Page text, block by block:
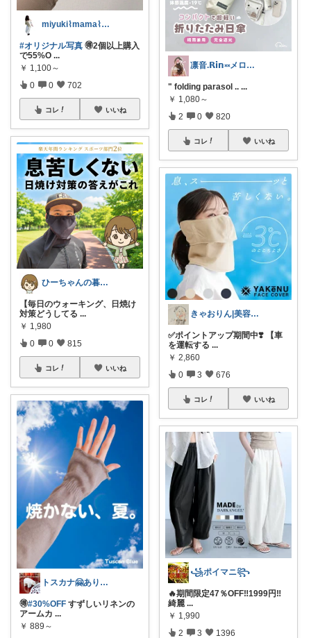
miyuki⌇mama⌇注文住宅計画中
#オリジナル写真 🉐2個以上購入
で55%O ...
￥ 1,100～
0 0 702
コレ いいね
ひーちゃんの暮らしと服ROOM🌷
【毎日のウォーキング、日焼け
対策どうしてる ...
￥ 1,980
0 0 815
コレ いいね
トスカナ🤗ありがとうございます💕
🉐#30%OFF すずしいリネンの
アームカ ...
￥ 889～
凛音.𝗥𝗶𝗻༝༝メロウな暮らし🧸
" folding parasol .. ...
￥ 1,080～
2 0 820
コレ いいね
きゃおりん|美容好き3児ママ
✅ポイントアップ期間中❣️ 【車
を運転する ...
￥ 2,860
0 3 676
コレ いいね
꧁ポイマニ꧂
🔥期間限定47％OFF‼1999円‼️
綺麗 ...
￥ 1,990
2 3 1396